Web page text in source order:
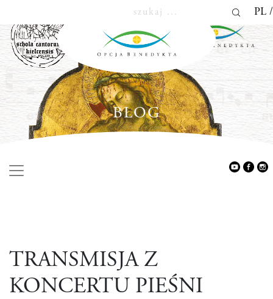
PL
BLOG
TRANSMISJA Z
KONCERTU PIEŚNI